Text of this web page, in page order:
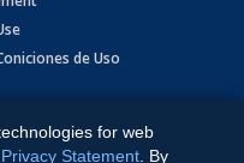
de Uso
for web
Privacy Statement . By